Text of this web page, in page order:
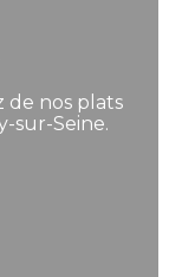
de nos plats
sur-Seine.